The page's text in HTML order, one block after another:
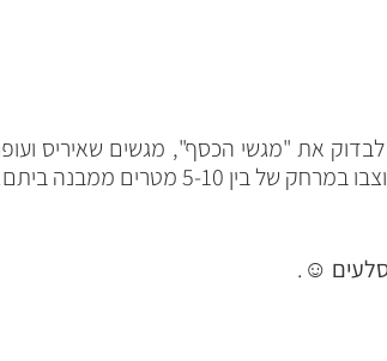
את "מגשי הכסף", מגשים שאיריס
של בין 5-10 מטרים ממבנה ביתם.
☺.